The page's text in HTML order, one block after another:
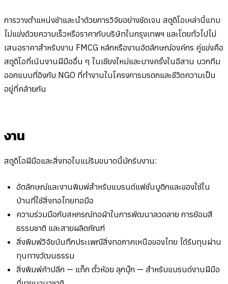
การวางตำแหน่งช้าและนำด้วยการวิจัยอย่างชัดเจน สตูดิโอเหล่านี้แทบ
ไม่แข่งด้วยความเร็วหรือราคากับบริษัทในกรุงเทพฯ และโดยทั่วไปไม่
เสนอราคาสำหรับงาน FMCG หลักหรืองานอัตลักษณ์องค์กร คู่แข่งคือ
สตูดิโอที่เน้นงานฝีมืออื่น ๆ ในเชียงใหม่และบางครั้งในอีสาน บวกทีม
ออกแบบที่อิงกับ NGO ที่ทำงานในโครงการมรดกและชีวิตความเป็น
อยู่ที่คล้ายกัน
งาน
สตูดิโอฝีมือและสิ่งทอในแม่ริมขนาดนี้มักรับงาน:
อัตลักษณ์และงานพิมพ์สำหรับแบรนด์แฟชั่นบูติกและของใช้ใน
บ้านที่ใช้สิ่งทอไทยทอมือ
ความร่วมมือกับสหกรณ์ทอผ้าในการพัฒนาลวดลาย การย้อมสี
ธรรมชาติ และสายผลิตภัณฑ์
สิ่งพิมพ์วิจัยบันทึกประเพณีสิ่งทอภาคเหนือของไทย ได้รับทุนผ่าน
ทุนทางวัฒนธรรม
สิ่งพิมพ์ค้าปลีก — แท็ก ตั๋วห้อย ลุกบุ๊ก — สำหรับแบรนด์งานฝีมือ